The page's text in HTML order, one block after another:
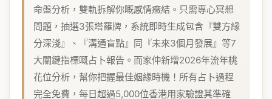
命盤分析，雙軌拆解你嘅感情癥結。只需專心冥想
問題，抽選3張塔羅牌，系統即時生成包含『雙方緣
分深淺』、『溝通盲點』同『未來3個月發展』等7
大關鍵指標嘅占卜報告。而家仲新增2026年流年桃
花位分析，幫你把握最佳姻緣時機！所有占卜過程
完全免費，每日超過5,000位香港用家驗證其準確